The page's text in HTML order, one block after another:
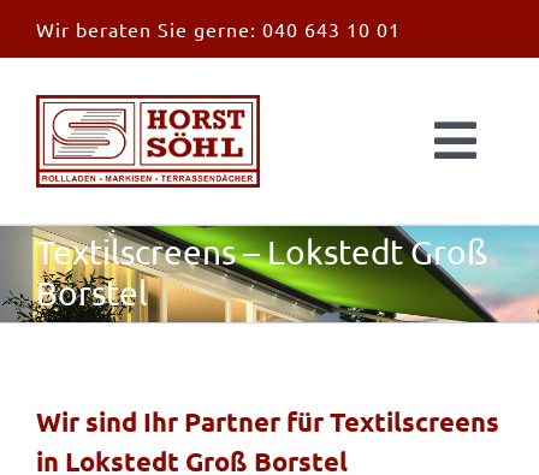
Inhalt
Wir beraten Sie gerne: 040 643 10 01
News
Überdachungen
Textilscreens – Lokstedt Groß
Borstel
Wir sind Ihr Partner für Textilscreens
in Lokstedt Groß Borstel